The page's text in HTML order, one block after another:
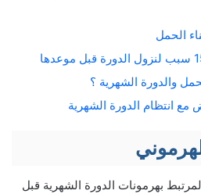
الحمل
والدورة الشهرية ؟
بهرمونات الدورة الشهرية قبل